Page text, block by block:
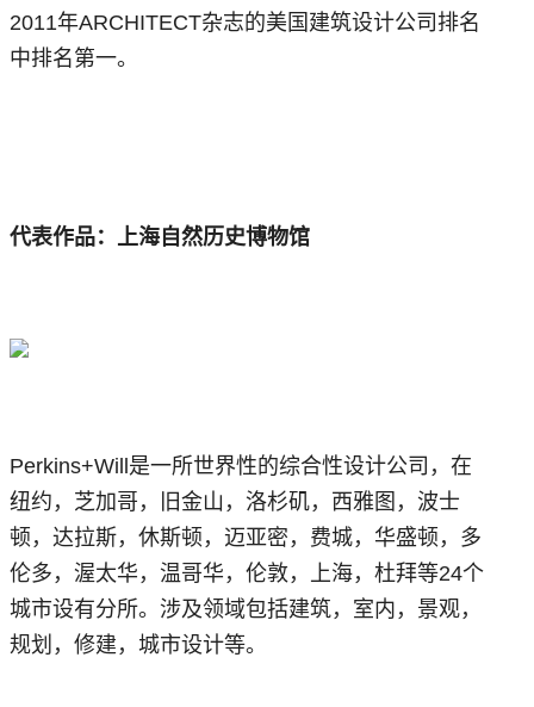
2011年ARCHITECT杂志的美国建筑设计公司排名
中排名第一。
代表作品：上海自然历史博物馆
Perkins+Will是一所世界性的综合性设计公司，在
纽约，芝加哥，旧金山，洛杉矶，西雅图，波士
顿，达拉斯，休斯顿，迈亚密，费城，华盛顿，多
伦多，渥太华，温哥华，伦敦，上海，杜拜等24个
城市设有分所。涉及领域包括建筑，室内，景观，
规划，修建，城市设计等。